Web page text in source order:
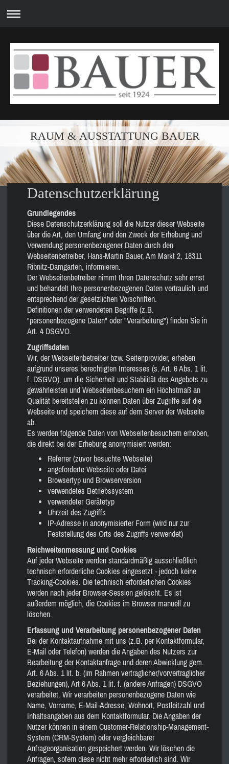
RAUM & AUSSTATTUNG BAUER
Datenschutzerklärung
Grundlegendes
Diese Datenschutzerklärung soll die Nutzer dieser Webseite
über die Art, den Umfang und den Zweck der Erhebung und
Verwendung personenbezogener Daten durch den
Webseitenbetreiber, Hans-Martin Bauer, Am Markt 2, 18311
Ribnitz-Damgarten, informieren.
Der Webseitenbetreiber nimmt Ihren Datenschutz sehr ernst
und behandelt Ihre personenbezogenen Daten vertraulich und
entsprechend der gesetzlichen Vorschriften.
Definitionen der verwendeten Begriffe (z.B.
"personenbezogene Daten" oder "Verarbeitung") finden Sie in
Art. 4 DSGVO.
Zugriffsdaten
Wir, der Webseitenbetreiber bzw. Seitenprovider, erheben
aufgrund unseres berechtigten Interesses (s. Art. 6 Abs. 1 lit.
f. DSGVO), um die Sicherheit und Stabilität des Angebots zu
gewährleisten und Webseitenbesuchern ein Höchstmaß an
Qualität bereitstellen zu können Daten über Zugriffe auf die
Webseite und speichern diese auf dem Server der Webseite
ab.
Es werden folgende Daten von Webseitenbesuchern erhoben,
die direkt bei der Erhebung anonymisiert werden:
Referrer (zuvor besuchte Webseite)
angeforderte Webseite oder Datei
Browsertyp und Browserversion
verwendetes Betriebssystem
verwendeter Gerätetyp
Uhrzeit des Zugriffs
IP-Adresse in anonymisierter Form (wird nur zur
Feststellung des Orts des Zugriffs verwendet)
Reichweitenmessung und Cookies
Auf jeder Webseite werden standardmäßig ausschließlich
technisch erforderliche Cookies eingesetzt - jedoch keine
Tracking-Cookies. Die technisch erforderlichen Cookies
werden nach jeder Browser-Session gelöscht. Es ist
außerdem möglich, die Cookies im Browser manuell zu
löschen.
Erfassung und Verarbeitung personenbezogener Daten
Bei der Kontaktaufnahme mit uns (z.B. per Kontaktformular,
E-Mail oder Telefon) werden die Angaben des Nutzers zur
Bearbeitung der Kontaktanfrage und deren Abwicklung gem.
Art. 6 Abs. 1 lit. b. (im Rahmen vertraglicher/vorvertraglicher
Beziehungen), Art 6 Abs. 1 lit. f. (andere Anfragen) DSGVO
verarbeitet. Wir verarbeiten personenbezogene Daten wie
Name, Vorname, E-Mail-Adresse, Wohnort, Postleitzahl und
Inhaltsangaben aus dem Kontaktformular. Die Angaben der
Nutzer können in einem Customer-Relationship-Management-
System (CRM-System) oder vergleichbarer
Anfrageorganisation gespeichert werden. Wir löschen die
Anfragen, sofern diese nicht mehr erforderlich sind. Wir